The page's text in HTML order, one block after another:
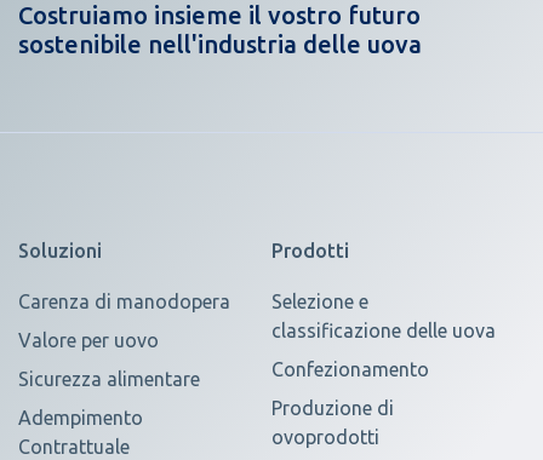
Costruiamo insieme il vostro futuro
sostenibile nell'industria delle uova
Soluzioni
Carenza di manodopera
Valore per uovo
Sicurezza alimentare
Adempimento
Contrattuale
Prodotti
Selezione e
classificazione delle uova
Confezionamento
Produzione di
ovoprodotti